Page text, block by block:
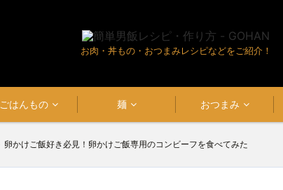
お肉・丼もの・おつまみレシピなどをご紹介！
ごはんもの 麺 おつまみ
卵かけご飯好き必見！卵かけご飯専用のコンビーフを食べてみた